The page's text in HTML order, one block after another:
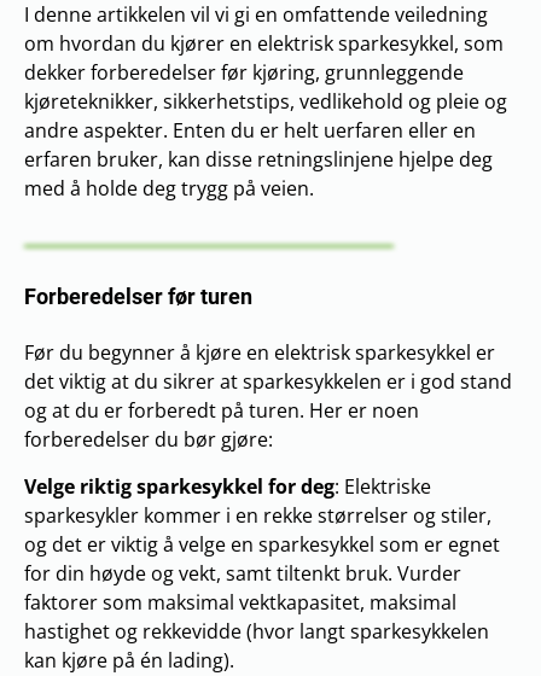
I denne artikkelen vil vi gi en omfattende veiledning
om hvordan du kjører en elektrisk sparkesykkel, som
dekker forberedelser før kjøring, grunnleggende
kjøreteknikker, sikkerhetstips, vedlikehold og pleie og
andre aspekter. Enten du er helt uerfaren eller en
erfaren bruker, kan disse retningslinjene hjelpe deg
med å holde deg trygg på veien.
Forberedelser før turen
Før du begynner å kjøre en elektrisk sparkesykkel er
det viktig at du sikrer at sparkesykkelen er i god stand
og at du er forberedt på turen. Her er noen
forberedelser du bør gjøre:
Velge riktig sparkesykkel for deg: Elektriske
sparkesykler kommer i en rekke størrelser og stiler,
og det er viktig å velge en sparkesykkel som er egnet
for din høyde og vekt, samt tiltenkt bruk. Vurder
faktorer som maksimal vektkapasitet, maksimal
hastighet og rekkevidde (hvor langt sparkesykkelen
kan kjøre på én lading).